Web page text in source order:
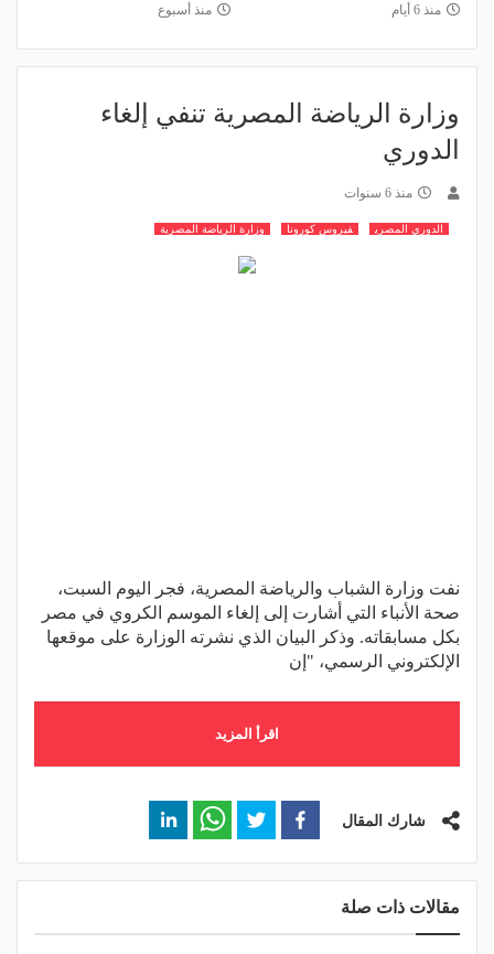
منذ 6 أيام منذ أسبوع
وزارة الرياضة المصرية تنفي إلغاء
الدوري
منذ 6 سنوات
الدوري المصري فيروس كورونا وزارة الرياضة المصرية
نفت وزارة الشباب والرياضة المصرية، فجر اليوم السبت،
صحة الأنباء التي أشارت إلى إلغاء الموسم الكروي في مصر
بكل مسابقاته. وذكر البيان الذي نشرته الوزارة على موقعها
الإلكتروني الرسمي، "إن
اقرأ المزيد
شارك المقال
مقالات ذات صلة